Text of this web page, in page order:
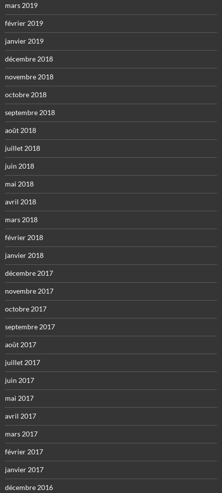
mars 2019
février 2019
janvier 2019
décembre 2018
novembre 2018
octobre 2018
septembre 2018
août 2018
juillet 2018
juin 2018
mai 2018
avril 2018
mars 2018
février 2018
janvier 2018
décembre 2017
novembre 2017
octobre 2017
septembre 2017
août 2017
juillet 2017
juin 2017
mai 2017
avril 2017
mars 2017
février 2017
janvier 2017
décembre 2016